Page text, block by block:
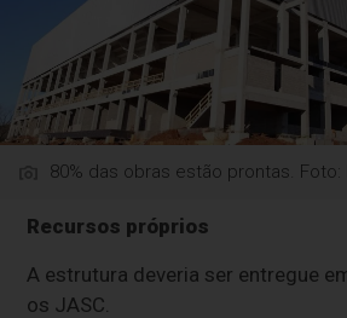
80% das obras estão prontas. Foto:
Recursos próprios
A estrutura deveria ser entregue
os JASC.